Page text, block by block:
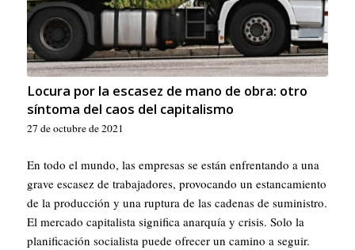
Locura por la escasez de mano de obra: otro
síntoma del caos del capitalismo
27 de octubre de 2021
En todo el mundo, las empresas se están enfrentando a una
grave escasez de trabajadores, provocando un estancamiento
de la producción y una ruptura de las cadenas de suministro.
El mercado capitalista significa anarquía y crisis. Solo la
planificación socialista puede ofrecer un camino a seguir.